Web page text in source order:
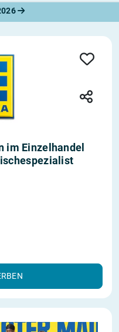
im Einzelhandel